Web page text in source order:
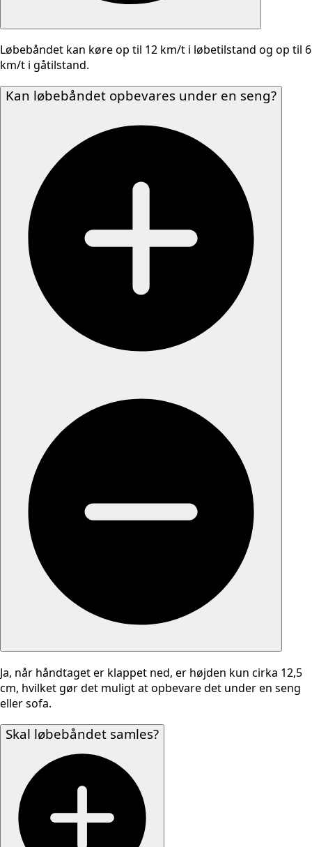
Løbebåndet kan køre op til 12 km/t i løbetilstand og op til 6
km/t i gåtilstand.
Kan løbebåndet opbevares under en seng?
Ja, når håndtaget er klappet ned, er højden kun cirka 12,5
cm, hvilket gør det muligt at opbevare det under en seng
eller sofa.
Skal løbebåndet samles?